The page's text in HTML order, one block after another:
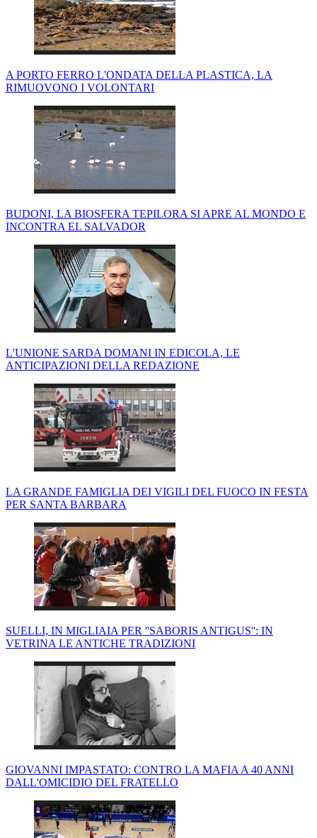
A PORTO FERRO L'ONDATA DELLA PLASTICA, LA
RIMUOVONO I VOLONTARI
BUDONI, LA BIOSFERA TEPILORA SI APRE AL MONDO E
INCONTRA EL SALVADOR
L'UNIONE SARDA DOMANI IN EDICOLA, LE
ANTICIPAZIONI DELLA REDAZIONE
LA GRANDE FAMIGLIA DEI VIGILI DEL FUOCO IN FESTA
PER SANTA BARBARA
SUELLI, IN MIGLIAIA PER ''SABORIS ANTIGUS'': IN
VETRINA LE ANTICHE TRADIZIONI
GIOVANNI IMPASTATO: CONTRO LA MAFIA A 40 ANNI
DALL'OMICIDIO DEL FRATELLO